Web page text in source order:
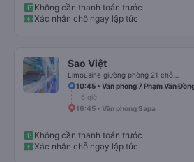
Không cần thanh toán trước
Xác nhận chỗ ngay lập tức
Sao Việt
10:45 • Văn phòng 7 Phạm Văn
6 giờ
16:45 • Văn phòng Sapa
Không cần thanh toán trước
Xác nhận chỗ ngay lập tức